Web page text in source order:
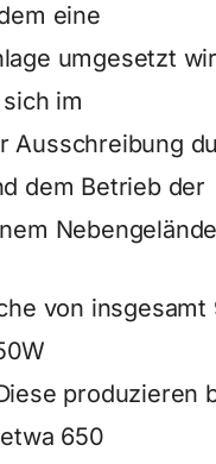
eine
umgesetzt
im
Ausschreibung
dem Betrieb der
von insgesamt
produzieren
650